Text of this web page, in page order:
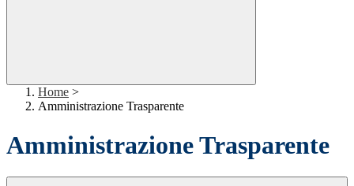
Home >
Amministrazione Trasparente
Amministrazione Trasparente